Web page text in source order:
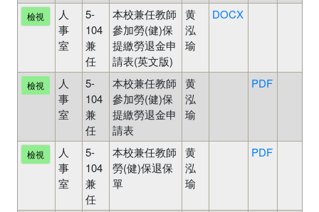
檢視
人
事
室
5-
104
兼
任
本校兼任教師
參加勞(健)保
提繳勞退金申
請表(英文版)
黄
泓
瑜
DOCX
檢視
人
事
室
5-
104
兼
任
本校兼任教師
參加勞(健)保
提繳勞退金申
請表
黄
泓
瑜
PDF
檢視
人
事
室
5-
104
兼
任
本校兼任教師
勞(健)保退保
單
黄
泓
瑜
PDF